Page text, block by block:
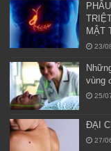
MẬT
23/
vùng
25/
ĐẠI
27/